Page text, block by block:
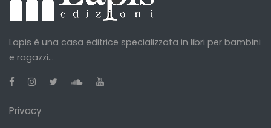
Lapis è una casa editrice specializzata in libri per bambini
e ragazzi...
Privacy